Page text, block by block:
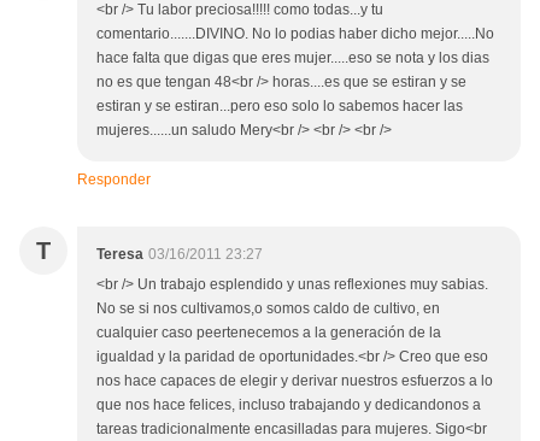
<br /> Tu labor preciosa!!!!! como todas...y tu
comentario.......DIVINO. No lo podias haber dicho mejor.....No
hace falta que digas que eres mujer.....eso se nota y los dias
no es que tengan 48<br /> horas....es que se estiran y se
estiran y se estiran...pero eso solo lo sabemos hacer las
mujeres......un saludo Mery<br /> <br /> <br />
Responder
T Teresa 03/16/2011 23:27
<br /> Un trabajo esplendido y unas reflexiones muy sabias.
No se si nos cultivamos,o somos caldo de cultivo, en
cualquier caso peertenecemos a la generación de la
igualdad y la paridad de oportunidades.<br /> Creo que eso
nos hace capaces de elegir y derivar nuestros esfuerzos a lo
que nos hace felices, incluso trabajando y dedicandonos a
tareas tradicionalmente encasilladas para mujeres. Sigo<br